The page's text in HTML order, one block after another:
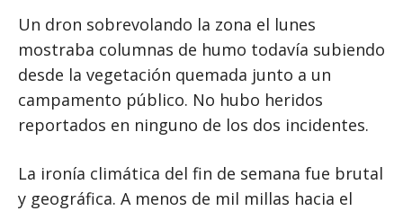
Un dron sobrevolando la zona el lunes
mostraba columnas de humo todavía subiendo
desde la vegetación quemada junto a un
campamento público. No hubo heridos
reportados en ninguno de los dos incidentes.
La ironía climática del fin de semana fue brutal
y geográfica. A menos de mil millas hacia el